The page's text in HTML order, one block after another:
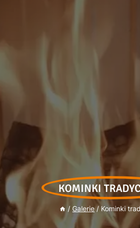
KOMINKI
/ Galerie / Kominki